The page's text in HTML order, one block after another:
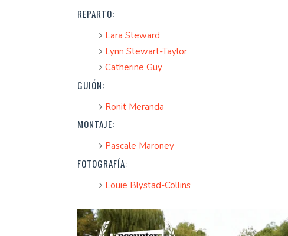
REPARTO:
Lara Steward
Lynn Stewart-Taylor
Catherine Guy
GUIÓN:
Ronit Meranda
MONTAJE:
Pascale Maroney
FOTOGRAFÍA:
Louie Blystad-Collins